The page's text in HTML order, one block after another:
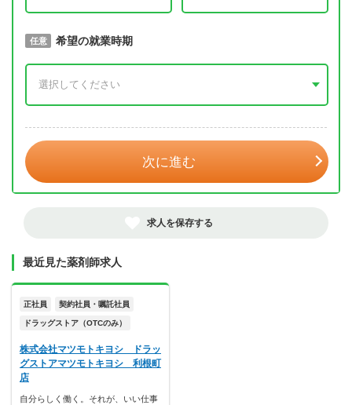
必須 取得予定年
任意 希望の就業時期
次に進む
求人を保存する
最近見た薬剤師求人
正社員 契約社員・嘱託社員
ドラッグストア（OTCのみ）
株式会社マツモトキヨシ ドラッ
グストアマツモトキヨシ 利根町
店
自分らしく働く。それが、いい仕事